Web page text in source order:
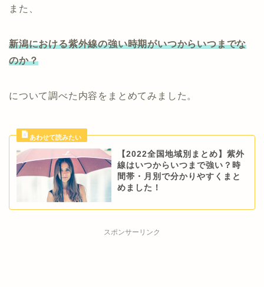
また、
新潟における紫外線の強い時期がいつからいつまでな
のか？
について調べた内容をまとめてみました。
【2022全国地域別まとめ】紫外
線はいつからいつまで強い？時
間帯・月別で分かりやすくまと
めました！
スポンサーリンク